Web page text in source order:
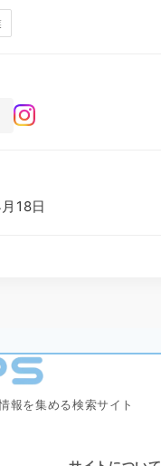
18日
報を集める検索サイト